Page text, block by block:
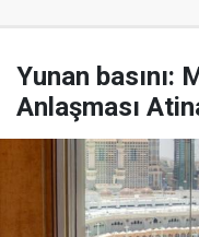
Yunan basını:
Anlaşması